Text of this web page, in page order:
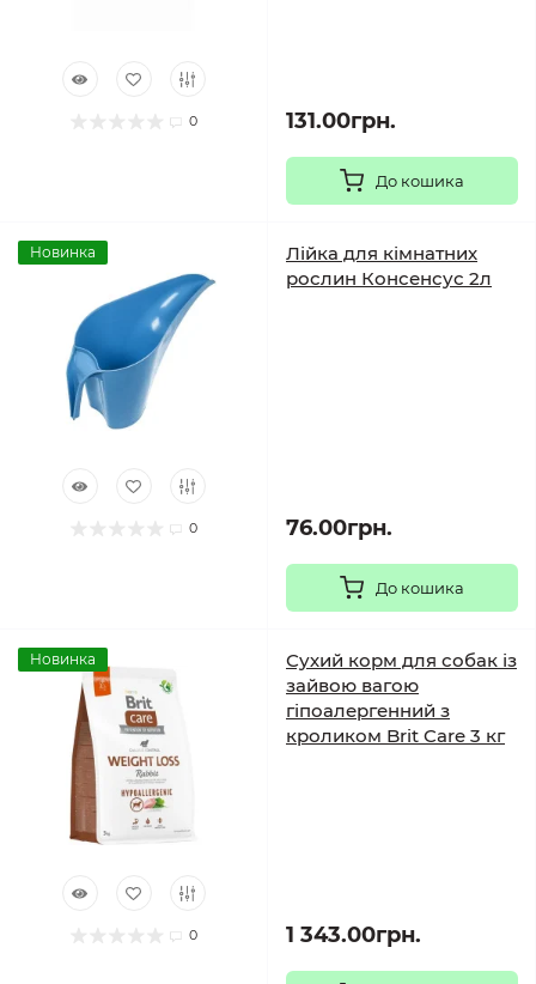
0 131.00грн.
До кошика
Новинка
0
Лійка для кімнатних
рослин Консенсус 2л
76.00грн.
До кошика
Новинка
0
Сухий корм для собак із
зайвою вагою
гіпоалергенний з
кроликом Brit Care 3 кг
1 343.00грн.